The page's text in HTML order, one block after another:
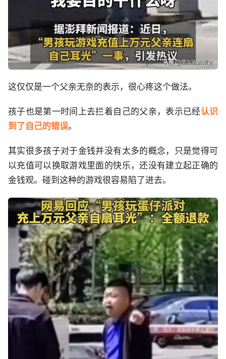
这仅仅是一个父亲无奈的表示，很心疼这个做法。
孩子也是第一时间上去拦着自己的父亲，表示已经认识
到了自己的错误。
其实很多孩子对于金钱并没有太多的概念，只是觉得可
以充值可以换取游戏里面的快乐，还没有建立起正确的
金钱观。碰到这种的游戏很容易陷了进去。